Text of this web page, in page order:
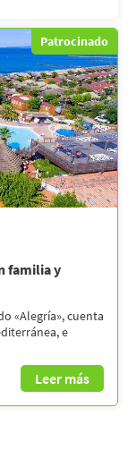
Patrocinado
familia y
«Alegría», cuenta
e
Leer más